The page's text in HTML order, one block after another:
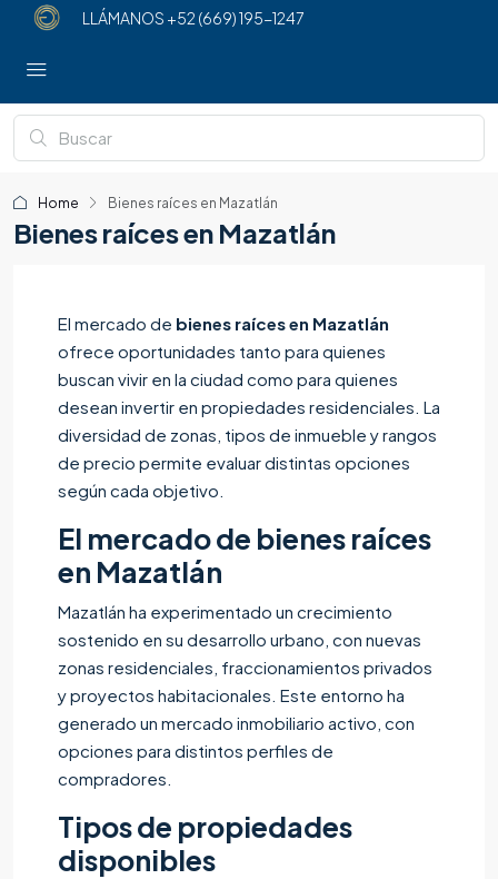
LLÁMANOS +52 (669) 195-1247
Home Bienes raíces en Mazatlán
Bienes raíces en Mazatlán
El mercado de bienes raíces en Mazatlán
ofrece oportunidades tanto para quienes
buscan vivir en la ciudad como para quienes
desean invertir en propiedades residenciales. La
diversidad de zonas, tipos de inmueble y rangos
de precio permite evaluar distintas opciones
según cada objetivo.
El mercado de bienes raíces
en Mazatlán
Mazatlán ha experimentado un crecimiento
sostenido en su desarrollo urbano, con nuevas
zonas residenciales, fraccionamientos privados
y proyectos habitacionales. Este entorno ha
generado un mercado inmobiliario activo, con
opciones para distintos perfiles de
compradores.
Tipos de propiedades
disponibles